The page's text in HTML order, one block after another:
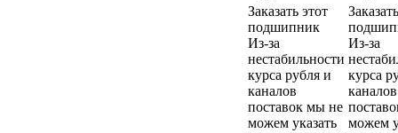
Заказать этот
подшипник
Из-за
нестабильности
курса рубля и
каналов
поставок мы не
можем указать
Из-за
курса
каналов
можем